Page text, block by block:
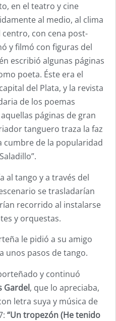
en el teatro y cine
al medio, al clima
con cena post-
y filmó con figuras del
escribió algunas páginas
poeta. Éste era el
del Plata, y la revista
de los poemas
páginas de gran
tanguero traza la faz
cumbre de la popularidad
al tango y a través del
se trasladarían
recorrido al instalarse
y orquestas.
le pidió a su amigo
unos pasos de tango.
y continuó
Gardel, que lo apreciaba,
letra suya y música de
“Un tropezón (He tenido